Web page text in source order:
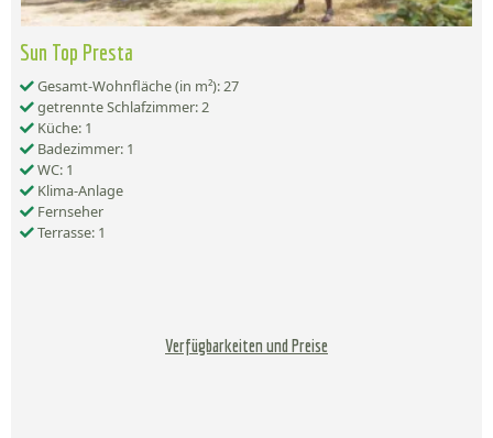
Sun Top Presta
Gesamt-Wohnfläche (in m²): 27
getrennte Schlafzimmer: 2
Küche: 1
Badezimmer: 1
WC: 1
Klima-Anlage
Fernseher
Terrasse: 1
Verfügbarkeiten und Preise